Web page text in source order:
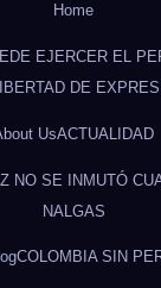
Home
EJERCER EL
DE
UsACTUALIDAD
NO SE INMUTÓ
NALGAS
COLOMBIA SIN